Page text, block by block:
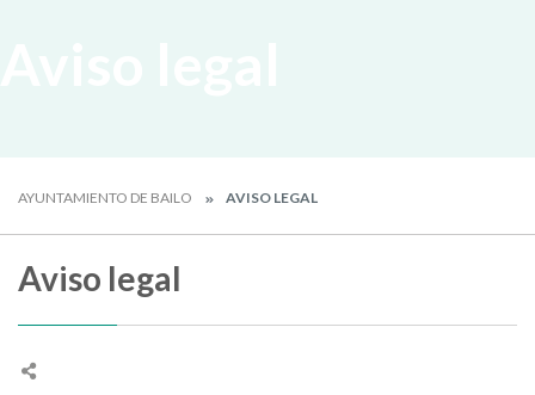
AYUNTAMIENTO DE BAILO AVISO LEGAL
Aviso legal